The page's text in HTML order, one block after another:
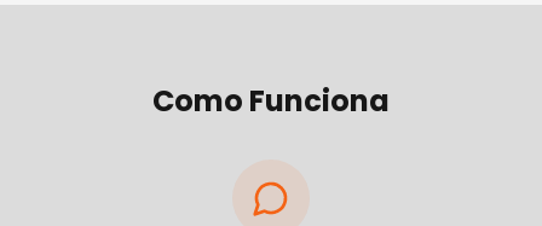
Como Funciona